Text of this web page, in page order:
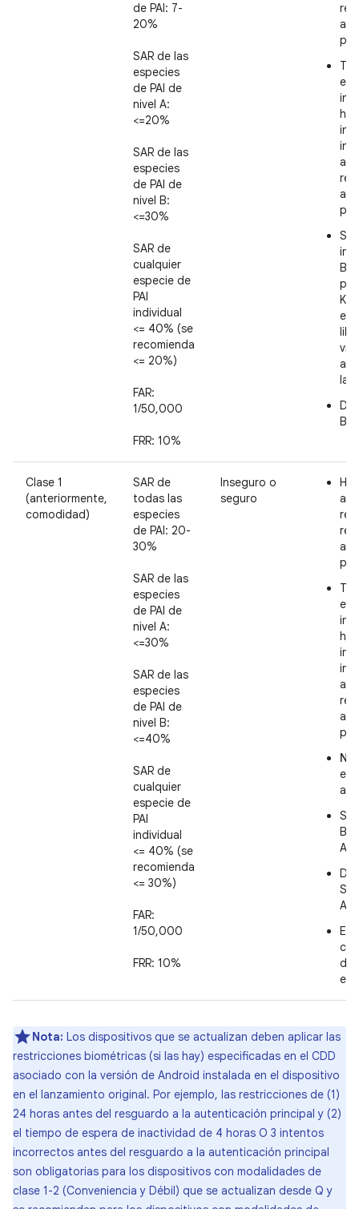
de PAI: 7-
20%
SAR de las
especies
de PAI de
nivel A:
<=20%
SAR de las
especies
de PAI de
nivel B:
<=30%
SAR de
cualquier
especie de
PAI
individual
<= 40% (se
recomienda
<= 20%)
FAR:
1/50,000
FRR: 10%
Se
la
Clase 1
(anteriormente,
comodidad)
SAR de
todas las
especies
de PAI: 20-
30%
SAR de las
especies
de PAI de
nivel A:
<=30%
SAR de las
especies
de PAI de
nivel B:
<=40%
SAR de
cualquier
especie de
PAI
individual
<= 40% (se
recomienda
<= 30%)
FAR:
1/50,000
FRR: 10%
Inseguro o
seguro
No
a
Se
Es
el
Nota: Los dispositivos que se actualizan deben aplicar las
restricciones biométricas (si las hay) especificadas en el CDD
asociado con la versión de Android instalada en el dispositivo
en el lanzamiento original. Por ejemplo, las restricciones de (1)
24 horas antes del resguardo a la autenticación principal y (2)
el tiempo de espera de inactividad de 4 horas O 3 intentos
incorrectos antes del resguardo a la autenticación principal
son obligatorias para los dispositivos con modalidades de
clase 1-2 (Conveniencia y Débil) que se actualizan desde Q y